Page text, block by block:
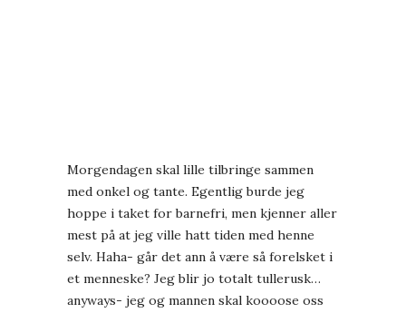
Morgendagen skal lille tilbringe sammen
med onkel og tante. Egentlig burde jeg
hoppe i taket for barnefri, men kjenner aller
mest på at jeg ville hatt tiden med henne
selv. Haha- går det ann å være så forelsket i
et menneske? Jeg blir jo totalt tullerusk…
anyways- jeg og mannen skal koooose oss